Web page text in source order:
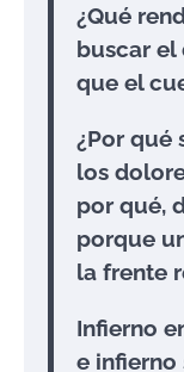
¿Qué
buscar el
que el
¿Por qué
los
por qué,
porque
la frente
Infierno
e infierno